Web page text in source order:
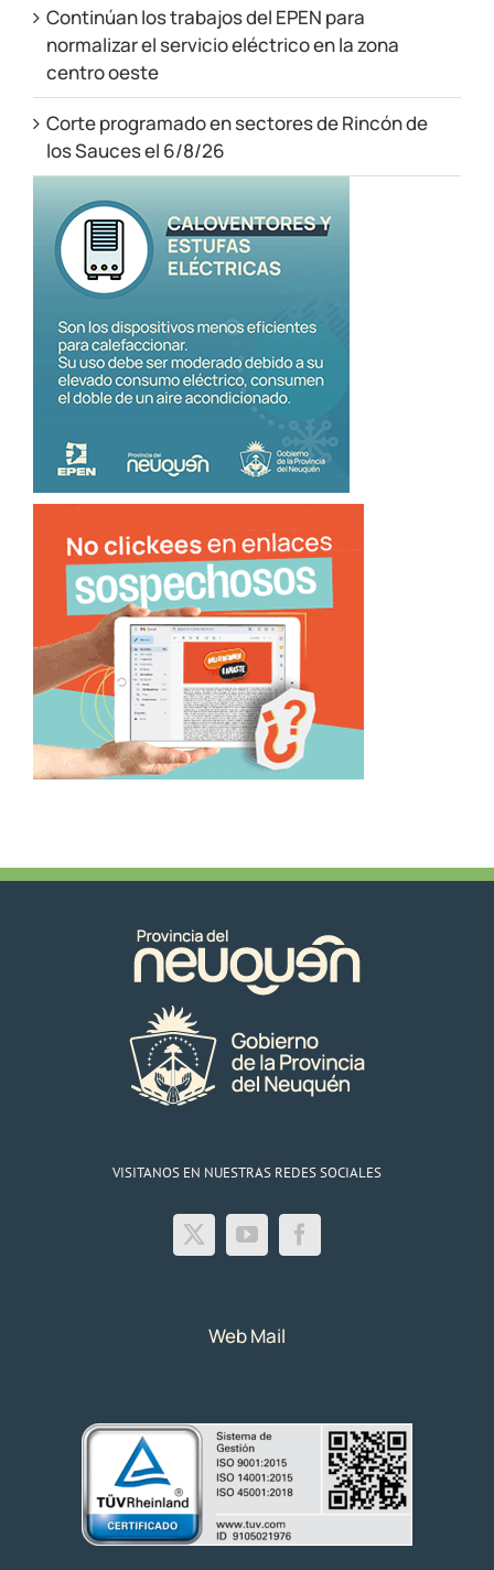
Continúan los trabajos del EPEN para
normalizar el servicio eléctrico en la zona
centro oeste
Corte programado en sectores de Rincón de
los Sauces el 6/8/26
VISITANOS EN NUESTRAS REDES SOCIALES
Web Mail